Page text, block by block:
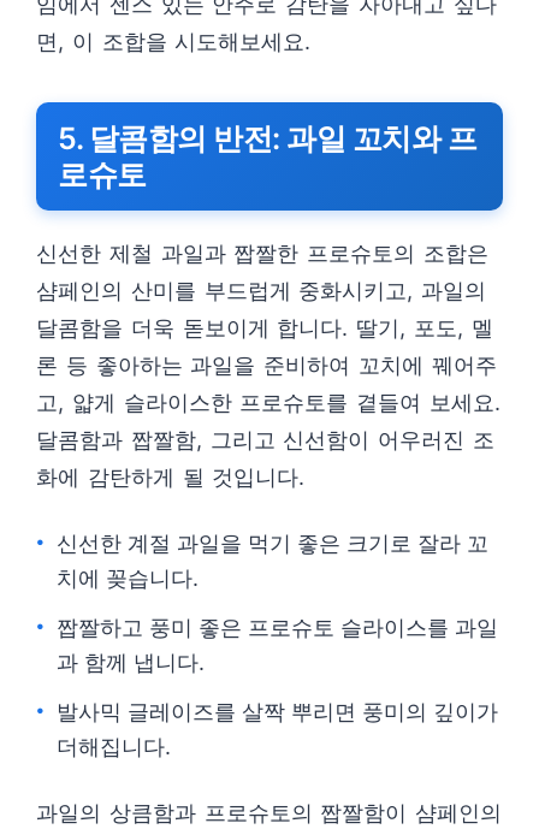
면, 이 조합을 시도해보세요.
5. 달콤함의 반전: 과일 꼬치와 프
로슈토
신선한 제철 과일과 짭짤한 프로슈토의 조합은
샴페인의 산미를 부드럽게 중화시키고, 과일의
달콤함을 더욱 돋보이게 합니다. 딸기, 포도, 멜
론 등 좋아하는 과일을 준비하여 꼬치에 꿰어주
고, 얇게 슬라이스한 프로슈토를 곁들여 보세요.
달콤함과 짭짤함, 그리고 신선함이 어우러진 조
화에 감탄하게 될 것입니다.
신선한 계절 과일을 먹기 좋은 크기로 잘라 꼬
치에 꽂습니다.
짭짤하고 풍미 좋은 프로슈토 슬라이스를 과일
과 함께 냅니다.
발사믹 글레이즈를 살짝 뿌리면 풍미의 깊이가
더해집니다.
과일의 상큼함과 프로슈토의 짭짤함이 샴페인의